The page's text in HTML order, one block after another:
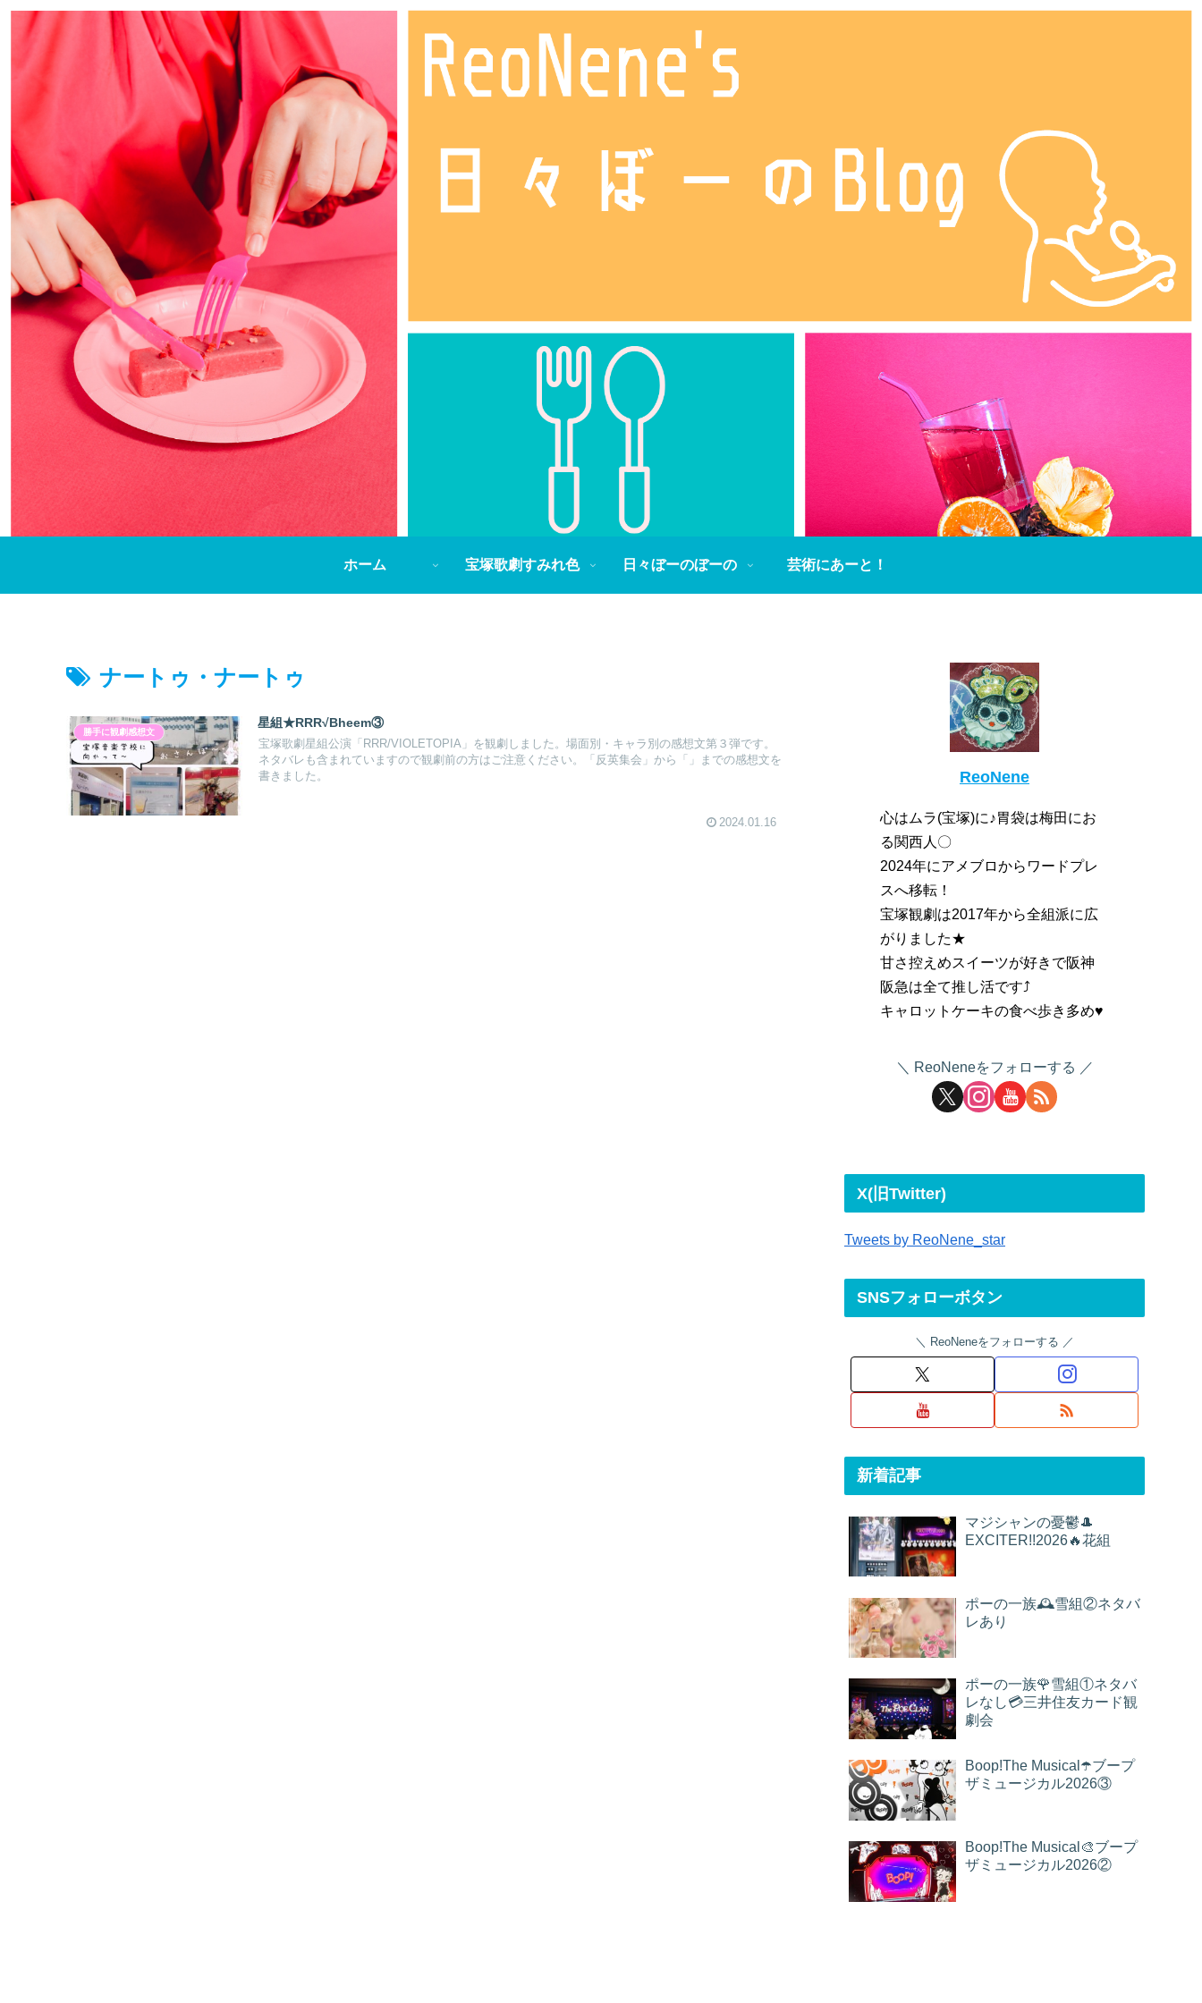
ホーム 宝塚歌劇すみれ色 日々ぼーのぼーの 芸術にあーと！
ナートゥ・ナートゥ
勝手に観劇感想文
星組★RRR√Bheem③
宝塚歌劇星組公演「RRR/VIOLETOPIA」を観劇しました。場面別・キャラ別の感想文第３弾です。
ネタバレも含まれていますので観劇前の方はご注意ください。「反英集会」から「」までの感想文を
書きました。
2024.01.16
ReoNene
心はムラ(宝塚)に♪胃袋は梅田にお
る関西人〇
2024年にアメブロからワードプレ
スへ移転！
宝塚観劇は2017年から全組派に広
がりました★
甘さ控えめスイーツが好きで阪神
阪急は全て推し活です⤴
キャロットケーキの食べ歩き多め♥
ReoNeneをフォローする
X(旧Twitter)
Tweets by ReoNene_star
SNSフォローボタン
ReoNeneをフォローする
新着記事
マジシャンの憂鬱🎩
EXCITER!!2026🔥花組
ポーの一族🕰雪組②ネタバ
レあり
ポーの一族🌹雪組①ネタバ
レなし💳三井住友カード観
劇会
Boop!The Musical☂️ブープ
ザミュージカル2026③
Boop!The Musical🎨ブープ
ザミュージカル2026②